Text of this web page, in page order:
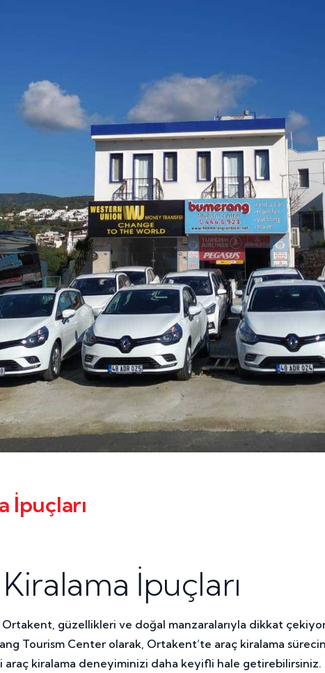
İpuçları
İpuçları
güzellikleri ve doğal manzaralarıyla dikkat
Tourism Center olarak, Ortakent’te araç kiralama
araç kiralama deneyiminizi daha keyifli hale getirebilirsiniz.